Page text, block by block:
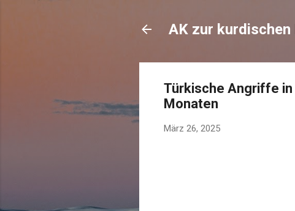
AK zur
Türkische Angriffe in
Monaten
März 26, 2025